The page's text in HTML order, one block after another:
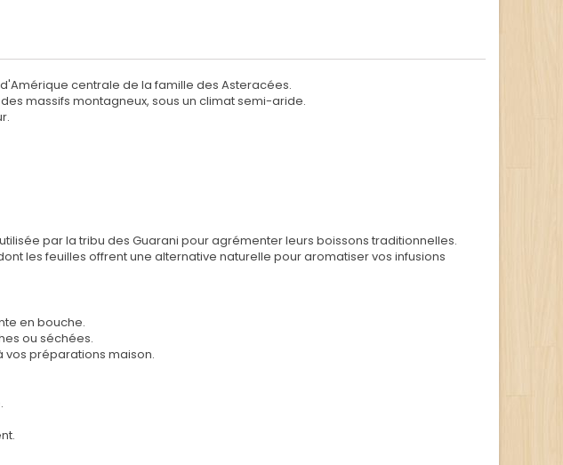
centrale de la famille des Asteracées.
massifs montagneux, sous un climat semi-aride.
par la tribu des Guarani pour agrémenter leurs boissons traditionnelles.
les feuilles offrent une alternative naturelle pour aromatiser vos infusions
en bouche.
ou séchées.
vos préparations maison.